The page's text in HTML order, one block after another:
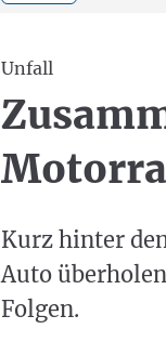
Unfall
Kurz hinter
Auto
Folgen.